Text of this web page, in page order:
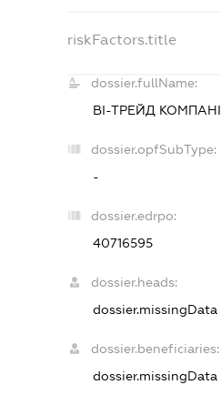
riskFactors.title
dossier.fullName:
ВІ-ТРЕЙД КОМПАНІ
dossier.opfSubType:
-
dossier.edrpo:
40716595
dossier.heads:
dossier.missingData
dossier.beneficiaries:
dossier.missingData